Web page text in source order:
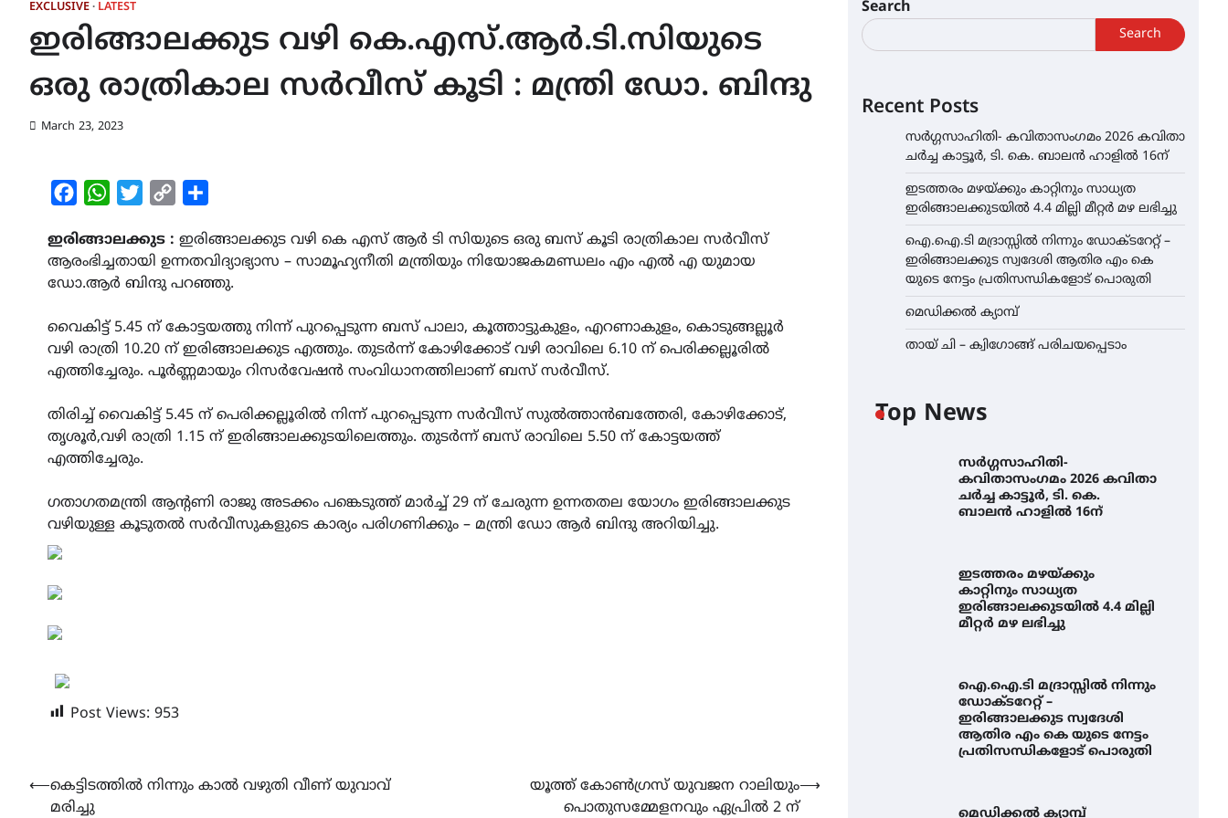
EXCLUSIVE LATEST
ഇരിങ്ങാലക്കുട വഴി കെ.എസ്.ആർ.ടി.സിയുടെ
ഒരു രാത്രികാല സർവീസ് കൂടി : മന്ത്രി ഡോ. ബിന്ദു
March 23, 2023
FacebookWhatsAppTwitterCopy
ഇരിങ്ങാലക്കുട : ഇരിങ്ങാലക്കുട വഴി കെ എസ് ആർ ടി സിയുടെ ഒരു ബസ് കൂടി രാത്രികാല സർവീസ്
ആരംഭിച്ചതായി ഉന്നതവിദ്യാഭ്യാസ – സാമൂഹ്യനീതി മന്ത്രിയും നിയോജകമണ്ഡലം എം എൽ എ യുമായ
ഡോ.ആർ ബിന്ദു പറഞ്ഞു.
വൈകിട്ട് 5.45 ന് കോട്ടയത്തു നിന്ന് പുറപ്പെടുന്ന ബസ് പാലാ, കൂത്താട്ടുകുളം, എറണാകുളം, കൊടുങ്ങല്ലൂർ
വഴി രാത്രി 10.20 ന് ഇരിങ്ങാലക്കുട എത്തും. തുടർന്ന് കോഴിക്കോട് വഴി രാവിലെ 6.10 ന് പെരിക്കല്ലൂരിൽ
എത്തിച്ചേരും. പൂർണ്ണമായും റിസർവേഷൻ സംവിധാനത്തിലാണ് ബസ് സർവീസ്.
തിരിച്ച് വൈകിട്ട് 5.45 ന് പെരിക്കല്ലൂരിൽ നിന്ന് പുറപ്പെടുന്ന സർവീസ് സുൽത്താൻബത്തേരി, കോഴിക്കോട്,
തൃശൂർ,വഴി രാത്രി 1.15 ന് ഇരിങ്ങാലക്കുടയിലെത്തും. തുടർന്ന് ബസ് രാവിലെ 5.50 ന് കോട്ടയത്ത്
എത്തിച്ചേരും.
ഗതാഗതമന്ത്രി ആന്റണി രാജു അടക്കം പങ്കെടുത്ത് മാർച്ച് 29 ന് ചേരുന്ന ഉന്നതതല യോഗം ഇരിങ്ങാലക്കുട
വഴിയുള്ള കൂടുതൽ സർവീസുകളുടെ കാര്യം പരിഗണിക്കും – മന്ത്രി ഡോ ആർ ബിന്ദു അറിയിച്ചു.
Post Views: 953
Post
⟵കെട്ടിടത്തിൽ നിന്നും കാൽ വഴുതി വീണ് യുവാവ്
മരിച്ചു
യൂത്ത് കോൺഗ്രസ് യുവജന റാലിയും
പൊതുസമ്മേളനവും ഏപ്രിൽ 2 ന്
⟶
Search
Search
Recent Posts
സർഗ്ഗസാഹിതി- കവിതാസംഗമം 2026 കവിതാ
ചർച്ച കാട്ടൂർ, ടി. കെ. ബാലൻ ഹാളിൽ 16ന്
ഇടത്തരം മഴയ്ക്കും കാറ്റിനും സാധ്യത
ഇരിങ്ങാലക്കുടയിൽ 4.4 മില്ലി മീറ്റർ മഴ ലഭിച്ചു
ഐ.ഐ.ടി മദ്രാസ്സിൽ നിന്നും ഡോക്ടറേറ്റ് –
ഇരിങ്ങാലക്കുട സ്വദേശി ആതിര എം കെ
യുടെ നേട്ടം പ്രതിസന്ധികളോട് പൊരുതി
മെഡിക്കൽ ക്യാമ്പ്
തായ് ചി – ക്വിഗോങ്ങ് പരിചയപ്പെടാം
Top News
സർഗ്ഗസാഹിതി-
കവിതാസംഗമം 2026 കവിതാ
ചർച്ച കാട്ടൂർ, ടി. കെ.
ബാലൻ ഹാളിൽ 16ന്
ഇടത്തരം മഴയ്ക്കും
കാറ്റിനും സാധ്യത
ഇരിങ്ങാലക്കുടയിൽ 4.4 മില്ലി
മീറ്റർ മഴ ലഭിച്ചു
ഐ.ഐ.ടി മദ്രാസ്സിൽ നിന്നും
ഡോക്ടറേറ്റ് –
ഇരിങ്ങാലക്കുട സ്വദേശി
ആതിര എം കെ യുടെ നേട്ടം
പ്രതിസന്ധികളോട് പൊരുതി
മെഡിക്കൽ ക്യാമ്പ്
സാധ്യത ഇരിങ്ങാലക്കുടയിൽ